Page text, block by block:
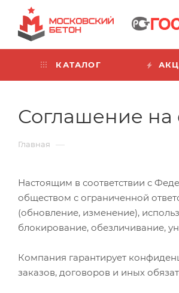
КАТАЛОГ
Соглашение на
Главная —
Настоящим в соответствии с
обществом с ограниченной
(обновление, изменение),
блокирование, обезличивание,
Компания гарантирует
заказов, договоров и иных